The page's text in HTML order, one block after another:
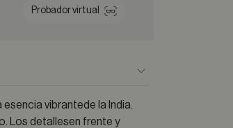
Probador virtual
vibrantede la India.
Los detallesen frente y